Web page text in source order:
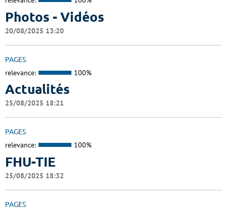
Photos - Vidéos
20/08/2025 13:20
PAGES
relevance: 100%
Actualités
25/08/2025 18:21
PAGES
relevance: 100%
FHU-TIE
25/08/2025 18:32
PAGES